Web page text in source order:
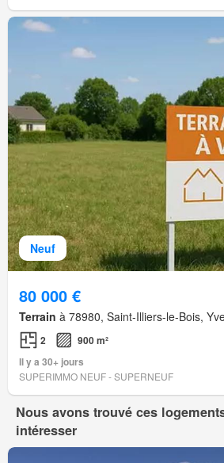
Neuf
80 000 €
Terrain à 78980, Saint-Illiers-le-Bois,
2
900 m²
Il y a 30+ jours
SUPERIMMO NEUF - SUPERNEUF
Nous avons trouvé ces
intéresser